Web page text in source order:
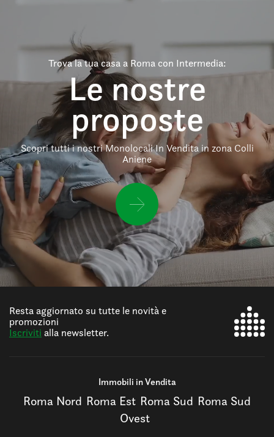
Trova la tua casa a Roma con Intermedia:
Le nostre
proposte
Scopri tutti i nostri Monolocali In Vendita in zona Colli
Aniene
Resta aggiornato su tutte le novità e
promozioni
Iscriviti alla newsletter.
Immobili in Vendita
Roma Nord Roma Est Roma Sud Roma Sud
Ovest